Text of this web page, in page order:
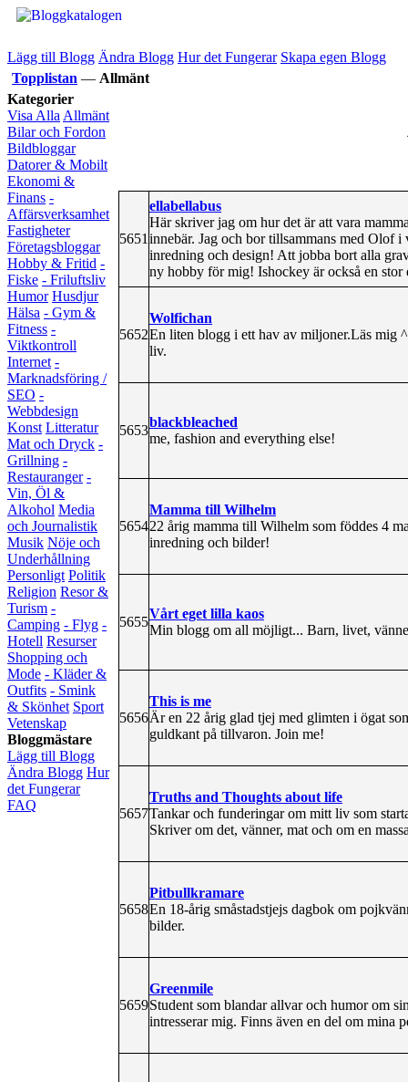
Lägg till Blogg Ändra Blogg Hur det Fungerar Skapa egen Blogg
Topplistan — Allmänt
Kategorier
Visa Alla Allmänt
Bilar och Fordon
Bildbloggar
Datorer & Mobilt
Ekonomi &
Finans -
Affärsverksamhet
Fastigheter
Företagsbloggar
Hobby & Fritid -
Fiske - Friluftsliv
Humor Husdjur
Hälsa - Gym &
Fitness -
Viktkontroll
Internet -
Marknadsföring /
SEO -
Webbdesign
Konst Litteratur
Mat och Dryck -
Grillning -
Restauranger -
Vin, Öl &
Alkohol Media
och Journalistik
Musik Nöje och
Underhållning
Personligt Politik
Religion Resor &
Turism -
Camping - Flyg -
Hotell Resurser
Shopping och
Mode - Kläder &
Outfits - Smink
& Skönhet Sport
Vetenskap
Bloggmästare
Lägg till Blogg
Ändra Blogg Hur
det Fungerar
FAQ
5651
ellabellabus
Här skriver jag om hur det är att vara
innebär. Jag och bor tillsammans med Olof
inredning och design! Att jobba bort alla
ny hobby för mig! Ishockey är också en
5652
Wolfichan
En liten blogg i ett hav av miljoner.Läs mig
liv.
5653
blackbleached
me, fashion and everything else!
5654
Mamma till Wilhelm
22 årig mamma till Wilhelm som föddes 4
inredning och bilder!
5655
Vårt eget lilla kaos
Min blogg om all möjligt... Barn, livet,
5656
This is me
Är en 22 årig glad tjej med glimten i ögat
guldkant på tillvaron. Join me!
5657
Truths and Thoughts about life
Tankar och funderingar om mitt liv som
Skriver om det, vänner, mat och om en
5658
Pitbullkramare
En 18-årig småstadstjejs dagbok om
bilder.
5659
Greenmile
Student som blandar allvar och humor om
intresserar mig. Finns även en del om mina